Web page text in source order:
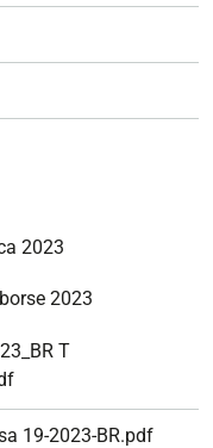
2023
2023
T
19-2023-BR.pdf